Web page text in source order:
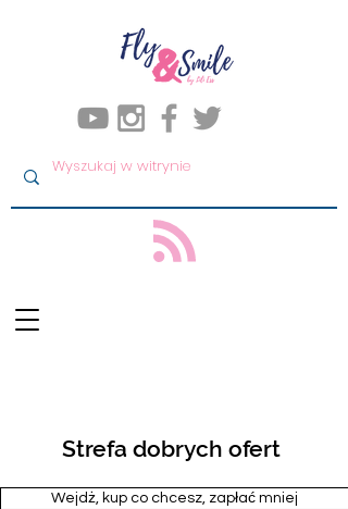
Strefa dobrych ofert
Wejdż, kup co chcesz, zapłać mniej